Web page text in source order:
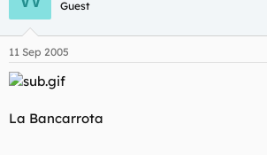
Guest
11 Sep 2005
La Bancarrota